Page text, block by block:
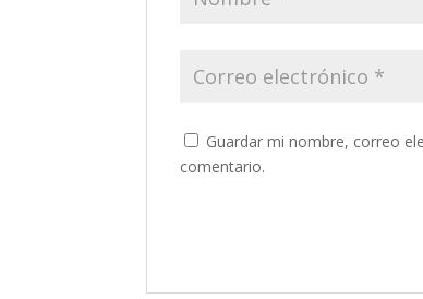
Guardar mi nombre, correo
comentario.